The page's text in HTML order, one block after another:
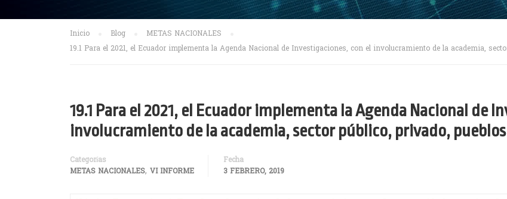
Inicio Blog
METAS NACIONALES
19.1 Para el 2021, el Ecuador implementa la Agenda Nacional de Investigaciones, con el involucramiento de la academia,
19.1 Para el 2021, el Ecuador implementa la Agenda Nacional de
involucramiento de la academia, sector público, privado,
Categorías
METAS NACIONALES, VI INFORME
Fecha
3 FEBRERO, 2019